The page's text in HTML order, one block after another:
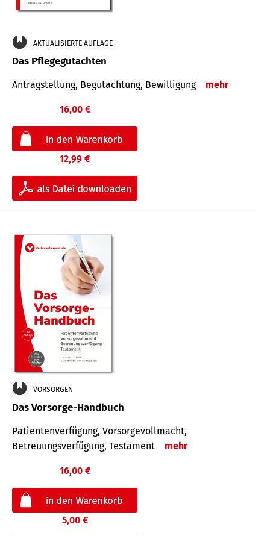
AKTUALISIERTE AUFLAGE
Das Pflegegutachten
Antragstellung, Begutachtung, Bewilligung mehr
16,00 €
12,99 €
VORSORGEN
Das Vorsorge-Handbuch
Patientenverfügung, Vorsorgevollmacht,
Betreuungsverfügung, Testament
mehr
16,00 €
5,00 €